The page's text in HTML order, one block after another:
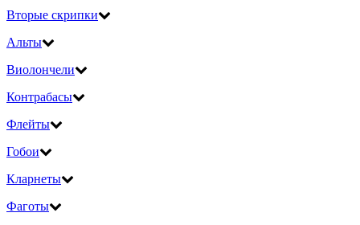
Вторые скрипки
Альты
Виолончели
Контрабасы
Флейты
Гобои
Кларнеты
Фаготы